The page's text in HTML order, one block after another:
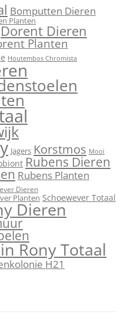
Bomputten Dieren
Planten
Dorent Dieren
Planten
Houtembos Chromista
Jagers Korstmos Mooi
Rubens Dieren
Rubens Planten
Dieren
Planten Schoewever Totaal
Dieren
Rony Totaal
H21